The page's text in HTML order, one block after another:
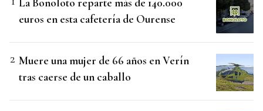
La Bonoloto reparte más de 140.000
euros en esta cafetería de Ourense
Muere una mujer de 66 años en Verín
tras caerse de un caballo